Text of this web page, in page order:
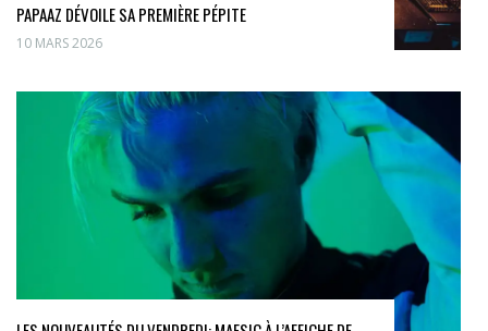
PAPAAZ DÉVOILE SA PREMIÈRE PÉPITE
10 MARS 2026